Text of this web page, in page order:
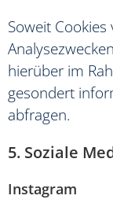
Soweit
hierüber im
gesondert
abfragen.
5. Soziale
Instagram